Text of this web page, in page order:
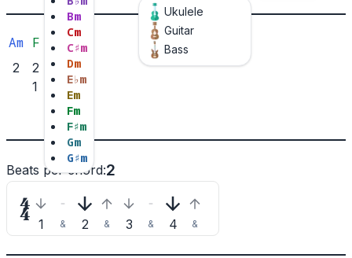
Bm
Cm
C♯m
Dm
E♭m
Em
Fm
F♯m
Gm
G♯m
Ukulele
Guitar
Bass
Am
2
F
2
1
Dm
2
3
1
G7
2
1
3
Beats per chord:2
 1 & 2 & 3 & 4 &